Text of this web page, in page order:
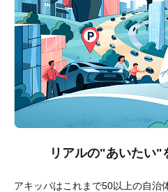
リアルの"あいたい"
アキッパはこれまで50以上の自治